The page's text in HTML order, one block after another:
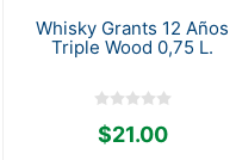
Whisky Grants 12 Años
Triple Wood 0,75 L.
$21.00